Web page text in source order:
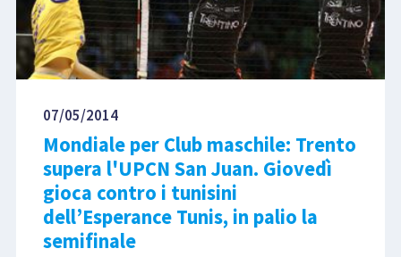
07/05/2014
Mondiale per Club maschile: Trento
supera l'UPCN San Juan. Giovedì
gioca contro i tunisini
dell’Esperance Tunis, in palio la
semifinale